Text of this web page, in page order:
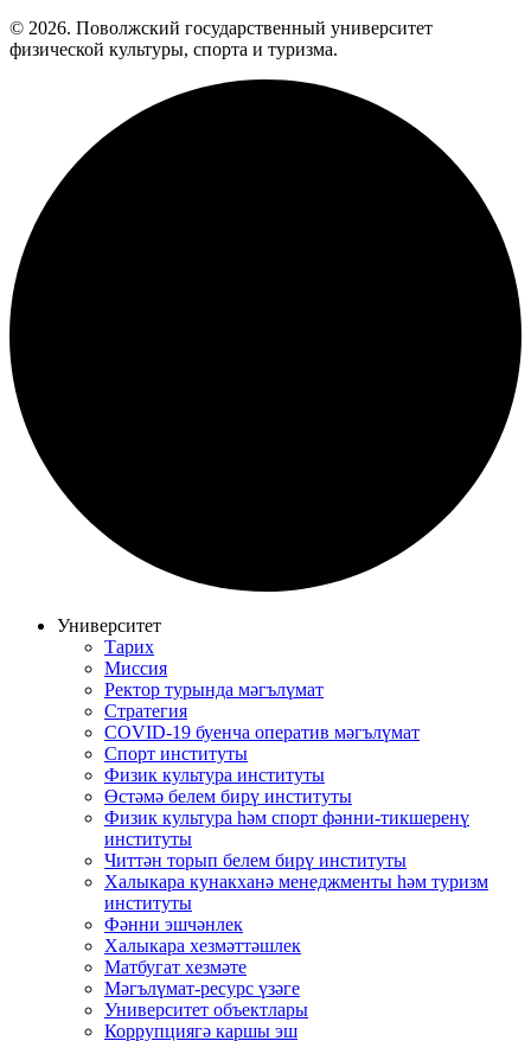
© 2026. Поволжский государственный университет
физической культуры, спорта и туризма.
Университет
Тарих
Миссия
Ректор турында мәгълүмат
Стратегия
COVID-19 буенча оператив мәгълүмат
Спорт институты
Физик культура институты
Өстәмә белем бирү институты
Физик культура һәм спорт фәнни-тикшеренү
институты
Читтән торып белем бирү институты
Халыкара кунакханә менеджменты һәм туризм
институты
Фәнни эшчәнлек
Халыкара хезмәттәшлек
Матбугат хезмәте
Мәгълүмат-ресурс үзәге
Университет объектлары
Коррупциягә каршы эш